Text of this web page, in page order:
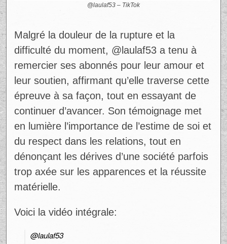
messages de soutien de la part de sa
Malgré la douleur de la rupture et la